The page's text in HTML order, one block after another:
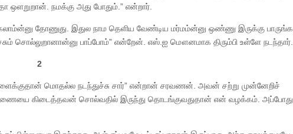
நமக்கு அது போதும்.” என்றார்.
தோணுது. இதுல நாம தெளிய வேண்டிய மர்மம்ன்னு ஒண்ணு இருக்கு பாருங்க
சொல்லுறானான்னு பாப்போம்” என்றேன். எஸ்.ஐ மௌனமாக திரும்பி உள்ளே நடந்தார்.
2
மொதல்ல நடந்துச்சு சார்” என்றான் சரவணன். அவன் சற்று முன்னேறிச்
கிடைத்தவன் சொல்வதில் இருந்து தொடங்குவதுதான் என் வழக்கம். அப்போது